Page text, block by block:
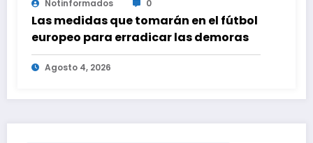
Notinformados 0
Las medidas que tomarán en el fútbol
europeo para erradicar las demoras
Agosto 4, 2026